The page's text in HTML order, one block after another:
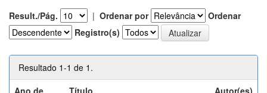
Result./Pág. | Ordenar por
Ordenar
Registro(s)
Resultado 1-1 de 1.
Ano de
Título Autor(es)